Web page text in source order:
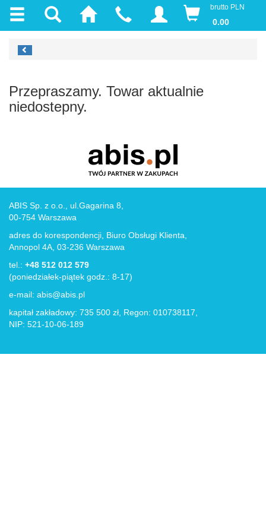
brutto PLN
0.00
Przepraszamy. Towar aktualnie
niedostepny.
ABIS Sp. z o.o., ul.Gagarina 8,
00-754 Warszawa
adres do korespondencji, Biuro Obsługi Klienta,
Annopol 4A, 03-236 Warszawa
tel.: +48 512 012 579
(poniedziałek-piątek godz.: 8-17)
e-mail: abis@abis.pl
kapitał zakładowy: 735 500 zł, Regon: 010738117,
NIP: 521-10-06-189